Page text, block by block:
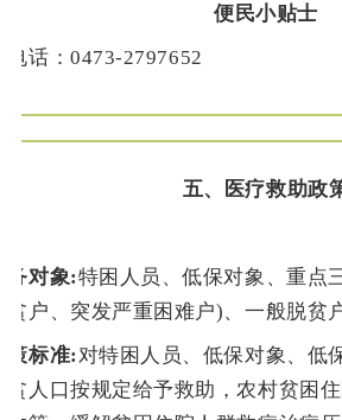
便民小贴士
电话：0473-2797652
五、 医疗救助政
务对象:特困人员、低保对象、重点
贫户、突发严重困难户)、一般脱贫户
策标准:对特困人员、低保对象、低
贫人口按规定给予救助，农村贫困